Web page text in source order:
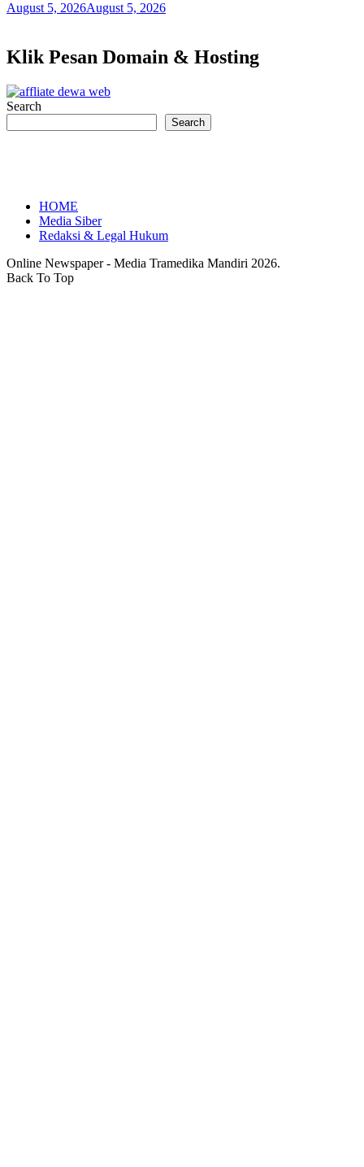
August 5, 2026August 5, 2026
Klik Pesan Domain & Hosting
Search
Search
HOME
Media Siber
Redaksi & Legal Hukum
Online Newspaper - Media Tramedika Mandiri 2026.
Back To Top